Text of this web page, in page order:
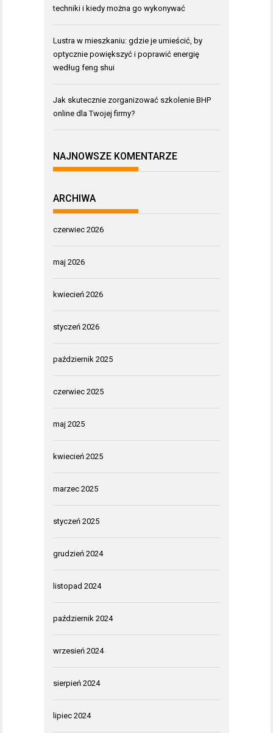
techniki i kiedy można go wykonywać
Lustra w mieszkaniu: gdzie je umieścić, by
optycznie powiększyć i poprawić energię
według feng shui
Jak skutecznie zorganizować szkolenie BHP
online dla Twojej firmy?
NAJNOWSZE KOMENTARZE
ARCHIWA
czerwiec 2026
maj 2026
kwiecień 2026
styczeń 2026
październik 2025
czerwiec 2025
maj 2025
kwiecień 2025
marzec 2025
styczeń 2025
grudzień 2024
listopad 2024
październik 2024
wrzesień 2024
sierpień 2024
lipiec 2024